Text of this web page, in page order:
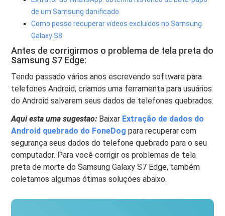
de um Samsung danificado
Como posso recuperar vídeos excluídos no Samsung
Galaxy S8
Antes de corrigirmos o problema de tela preta do
Samsung S7 Edge:
Tendo passado vários anos escrevendo software para
telefones Android, criamos uma ferramenta para usuários
do Android salvarem seus dados de telefones quebrados.
Aqui esta uma sugestao: Baixar Extração de dados do
Android quebrado do FoneDog para recuperar com
segurança seus dados do telefone quebrado para o seu
computador. Para você corrigir os problemas de tela
preta de morte do Samsung Galaxy S7 Edge, também
coletamos algumas ótimas soluções abaixo.